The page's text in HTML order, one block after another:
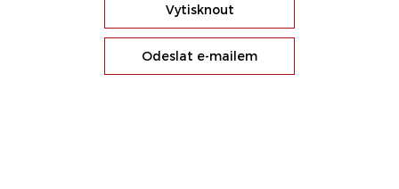
Vytisknout
Odeslat e-mailem